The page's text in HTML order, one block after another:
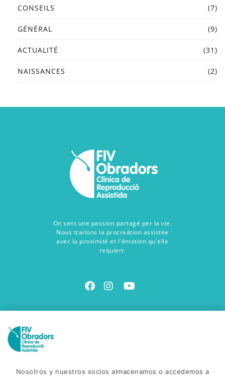
CONSEILS (7)
GÉNÉRAL (9)
ACTUALITÉ (31)
NAISSANCES (2)
On sent une passion partagé per la vie.
Nous traitons la procreátion assistée
avec la proximité et l'émotion qu'elle
requiert.
C. Gonzalez de Soto, 38
Nosotros y nuestros socios almacenamos o accedemos a